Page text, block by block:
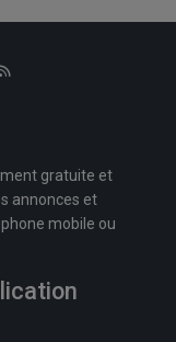
gratuite et
annonces et
mobile ou